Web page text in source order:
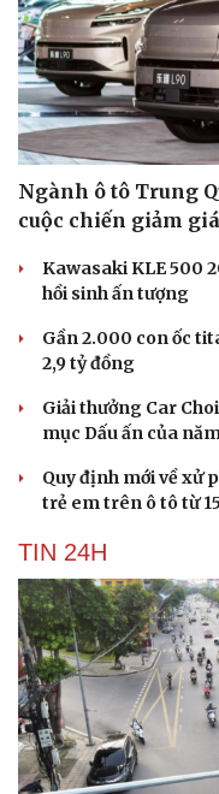
Ngành ô tô Trung
cuộc chiến giảm
Kawasaki KLE 500
hồi sinh ấn tượng
Gần 2.000 con ốc
2,9 tỷ đồng
Giải thưởng Car
mục Dấu ấn của
Quy định mới về xử
trẻ em trên ô tô từ
TIN 24H